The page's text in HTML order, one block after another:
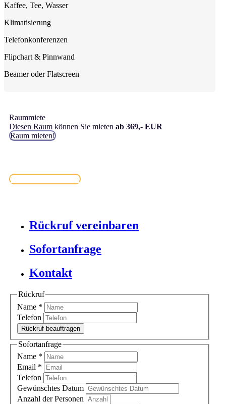
Kaffee, Tee, Wasser
Klimatisierung
Telefonkonferenzen
Flipchart & Pinnwand
Beamer oder Flatscreen
Raummiete
Diesen Raum können Sie mieten ab 369,- EUR
Raum mieten!
Vollständige Preisliste
Rückruf vereinbaren
Sofortanfrage
Kontakt
Rückruf
Name *
Telefon
Rückruf beauftragen
Sofortanfrage
Name *
Email *
Telefon
Gewünschtes Datum
Anzahl der Personen